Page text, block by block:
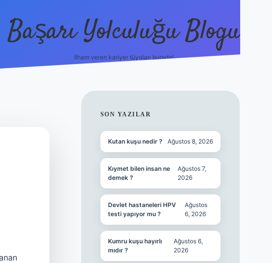
Başarı Yolculuğu Blogu
İlham veren kariyer tüyoları burada!
SIDEBAR
SON YAZILAR
Kutan kuşu nedir ? Ağustos 8, 2026
Kıymet bilen insan ne
demek ?
Ağustos 7,
2026
Devlet hastaneleri HPV
testi yapıyor mu ?
Ağustos
6, 2026
Kumru kuşu hayırlı
mıdır ?
Ağustos 6,
2026
https://